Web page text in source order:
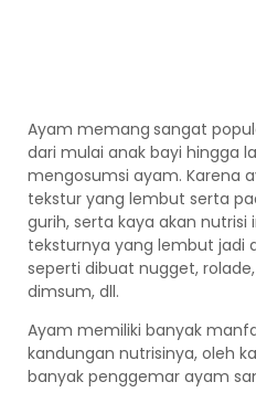
Ayam memang sangat
dari mulai anak bayi hingga
mengosumsi ayam. Karena
tekstur yang lembut serta
gurih, serta kaya akan nutrisi
teksturnya yang lembut jadi
seperti dibuat nugget,
dimsum, dll.
Ayam memiliki banyak
kandungan nutrisinya, oleh
banyak penggemar ayam